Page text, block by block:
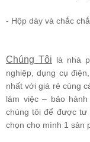
- Hộp dày và chắc
Chúng Tôi là nhà
nghiệp ,dụng cụ điện
nhất với giá rẻ cùng
làm việc – bảo
chúng tôi để được tư
chọn cho mình 1 sản